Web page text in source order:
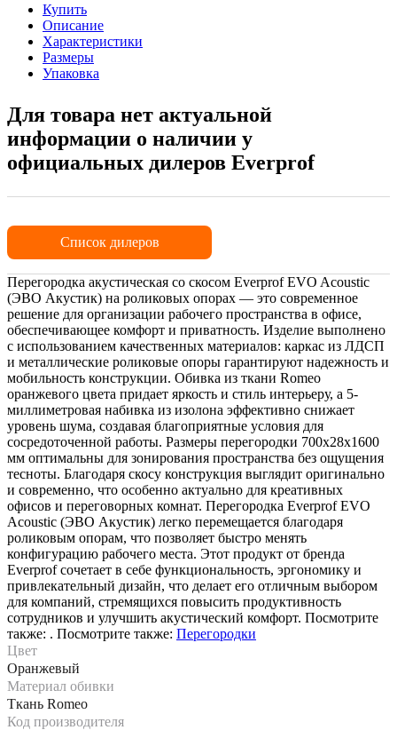
Купить
Описание
Характеристики
Размеры
Упаковка
Для товара нет актуальной
информации о наличии у
официальных дилеров Everprof
Список дилеров
Перегородка акустическая со скосом Everprof EVO Acoustic
(ЭВО Акустик) на роликовых опорах — это современное
решение для организации рабочего пространства в офисе,
обеспечивающее комфорт и приватность. Изделие выполнено
с использованием качественных материалов: каркас из ЛДСП
и металлические роликовые опоры гарантируют надежность и
мобильность конструкции. Обивка из ткани Romeo
оранжевого цвета придает яркость и стиль интерьеру, а 5-
миллиметровая набивка из изолона эффективно снижает
уровень шума, создавая благоприятные условия для
сосредоточенной работы. Размеры перегородки 700х28х1600
мм оптимальны для зонирования пространства без ощущения
тесноты. Благодаря скосу конструкция выглядит оригинально
и современно, что особенно актуально для креативных
офисов и переговорных комнат. Перегородка Everprof EVO
Acoustic (ЭВО Акустик) легко перемещается благодаря
роликовым опорам, что позволяет быстро менять
конфигурацию рабочего места. Этот продукт от бренда
Everprof сочетает в себе функциональность, эргономику и
привлекательный дизайн, что делает его отличным выбором
для компаний, стремящихся повысить продуктивность
сотрудников и улучшить акустический комфорт. Посмотрите
также: . Посмотрите также: Перегородки
Цвет
Оранжевый
Материал обивки
Ткань Romeo
Код производителя